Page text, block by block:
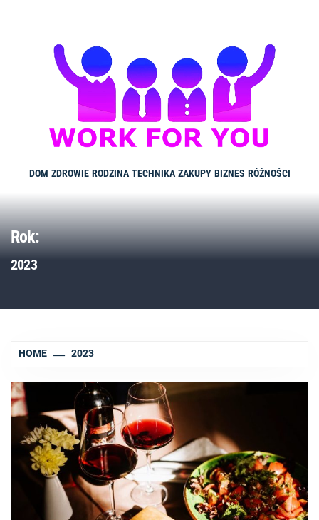
DOM ZDROWIE RODZINA TECHNIKA ZAKUPY BIZNES RÓŻNOŚCI
Rok:
2023
HOME 2023